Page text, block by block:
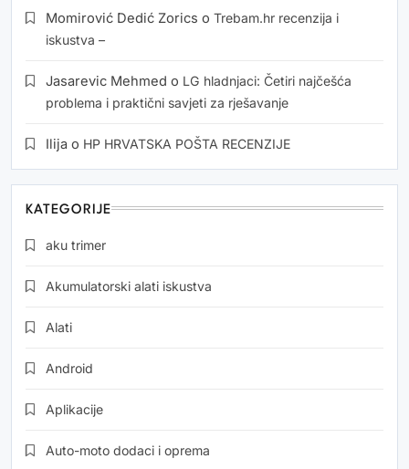
Momirović Dedić Zorics o Trebam.hr recenzija i
iskustva –
Jasarevic Mehmed o LG hladnjaci: Četiri najčešća
problema i praktični savjeti za rješavanje
Ilija o HP HRVATSKA POŠTA RECENZIJE
KATEGORIJE
aku trimer
Akumulatorski alati iskustva
Alati
Android
Aplikacije
Auto-moto dodaci i oprema